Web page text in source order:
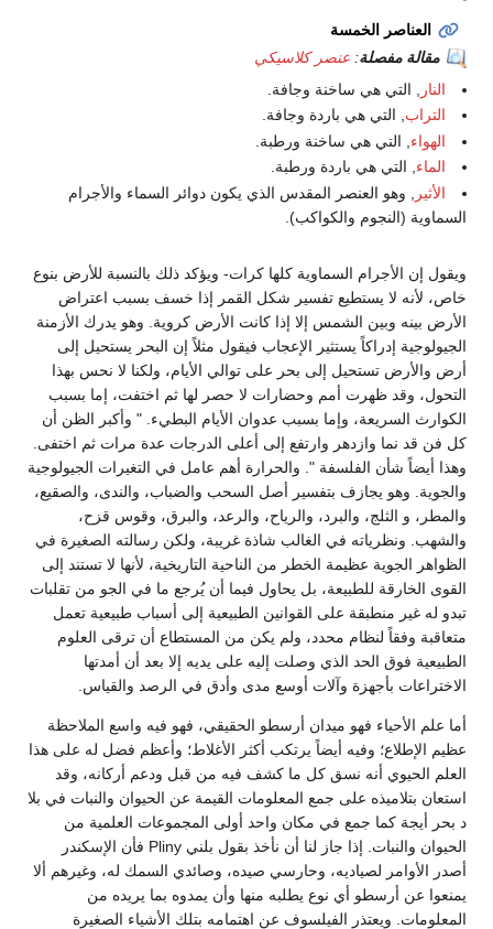
العناصر الخمسة
مقالة مفصلة: عنصر كلاسيكي
النار
, التي هي ساخنة وجافة.
التراب, التي هي باردة وجافة.
الهواء , التي هي ساخنة ورطبة.
الماء, التي هي باردة ورطبة.
الأثير
, وهو العنصر المقدس الذي يكون دوائر السماء والأجرام
السماوية (النجوم والكواكب).
ويقول إن الأجرام السماوية كلها كرات- ويؤكد ذلك بالنسبة للأرض بنوع
خاص، لأنه لا يستطيع تفسير شكل القمر إذا خسف بسبب اعتراض
الأرض بينه وبين الشمس إلا إذا كانت الأرض كروية. وهو يدرك الأزمنة
الجيولوجية إدراكاً يستثير الإعجاب فيقول مثلاً إن البحر يستحيل إلى
أرض والأرض تستحيل إلى بحر على توالي الأيام، ولكنا لا نحس بهذا
التحول، وقد ظهرت أمم وحضارات لا حصر لها ثم اختفت، إما بسبب
الكوارث السريعة، وإما بسبب عدوان الأيام البطيء. " وأكبر الظن أن
كل فن قد نما وازدهر وارتفع إلى أعلى الدرجات عدة مرات ثم اختفى.
وهذا أيضاً شأن الفلسفة ". والحرارة أهم عامل في التغيرات الجيولوجية
والجوية. وهو يجازف بتفسير أصل السحب والضباب، والندى، والصقيع،
والمطر، و الثلج، والبرد، والرياح، والرعد، والبرق، وقوس قزح،
والشهب. ونظرياته في الغالب شاذة غريبة، ولكن رسالته الصغيرة في
الظواهر الجوية عظيمة الخطر من الناحية التاريخية، لأنها لا تستند إلى
القوى الخارقة للطبيعة، بل يحاول فيما أن يُرجع ما في الجو من تقلبات
تبدو له غير منطبقة على القوانين الطبيعية إلى أسباب طبيعية تعمل
متعاقبة وفقاً لنظام محدد، ولم يكن من المستطاع أن ترقى العلوم
الطبيعية فوق الحد الذي وصلت إليه على يديه إلا بعد أن أمدتها
الاختراعات بأجهزة وآلات أوسع مدى وأدق في الرصد والقياس.
أما علم الأحياء فهو ميدان أرسطو الحقيقي، فهو فيه واسع الملاحظة
عظيم الإطلاع؛ وفيه أيضاً يرتكب أكثر الأغلاط؛ وأعظم فضل له على هذا
العلم الحيوي أنه نسق كل ما كشف فيه من قبل ودعم أركانه، وقد
استعان بتلاميذه على جمع المعلومات القيمة عن الحيوان والنبات في بلا
د بحر أيجة كما جمع في مكان واحد أولى المجموعات العلمية من
الحيوان والنبات. إذا جاز لنا أن نأخذ بقول بلني Pliny فأن الإسكندر
أصدر الأوامر لصياديه، وحارسي صيده، وصائدي السمك له، وغيرهم ألا
يمنعوا عن أرسطو أي نوع يطلبه منها وأن يمدوه بما يريده من
المعلومات. ويعتذر الفيلسوف عن اهتمامه بتلك الأشياء الصغيرة